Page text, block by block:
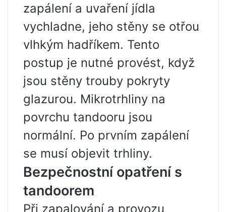
zapálení a uvaření jídla
vychladne, jeho stěny se otřou
vlhkým hadříkem. Tento
postup je nutné provést, když
jsou stěny trouby pokryty
glazurou. Mikrotrhliny na
povrchu tandooru jsou
normální. Po prvním zapálení
se musí objevit trhliny.
Bezpečnostní opatření s
tandoorem
Při zapalování a provozu